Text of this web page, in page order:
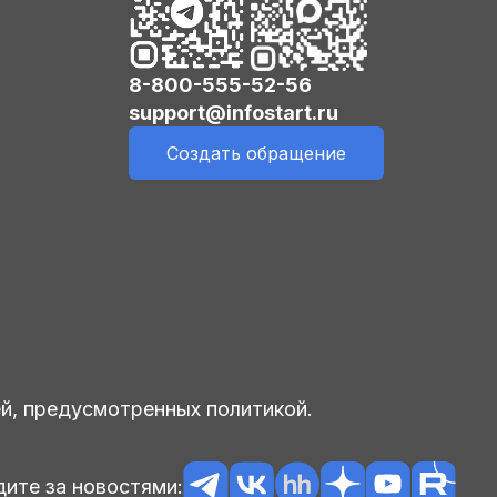
8-800-555-52-56
support@infostart.ru
Создать обращение
предусмотренных политикой.
за новостями: